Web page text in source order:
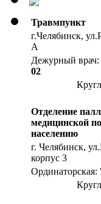
Травмпункт
г.Челябинск,
А
Дежурный врач:
02
Отделение
медицинской
населению
г. Челябинск,
корпус 3
Ординаторская: